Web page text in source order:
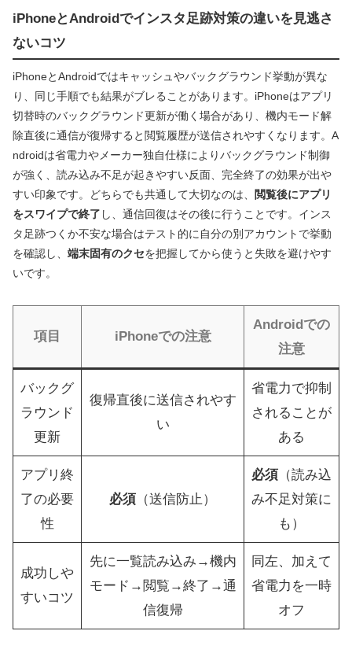
iPhoneとAndroidでインスタ足跡対策の違いを見逃さ
ないコツ
iPhoneとAndroidではキャッシュやバックグラウンド挙動が異な
り、同じ手順でも結果がブレることがあります。iPhoneはアプリ
切替時のバックグラウンド更新が働く場合があり、機内モード解
除直後に通信が復帰すると閲覧履歴が送信されやすくなります。A
ndroidは省電力やメーカー独自仕様によりバックグラウンド制御
が強く、読み込み不足が起きやすい反面、完全終了の効果が出や
すい印象です。どちらでも共通して大切なのは、
閲覧後にアプリ
をスワイプで終了 し、通信回復はその後に行うことです。インス
タ足跡つくか不安な場合はテスト的に自分の別アカウントで挙動
を確認し、 端末固有のクセを把握してから使うと失敗を避けやす
いです。
項目 iPhoneでの注意
Androidでの
注意
バックグ
ラウンド
更新
復帰直後に送信されやす
い
省電力で抑制
されることが
ある
アプリ終
了の必要
性
必須 （送信防止）
必須 （読み込
み不足対策に
も）
成功しや
すいコツ
先に一覧読み込み→機内
モード→閲覧→終了→通
信復帰
同左、加えて
省電力を一時
オフ